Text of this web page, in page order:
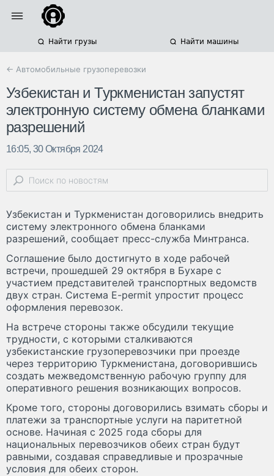
Найти грузы Найти машины
← Автомобильные грузоперевозки
Узбекистан и Туркменистан запустят
электронную систему обмена бланками
разрешений
16:05, 30 Октября 2024
Узбекистан и Туркменистан договорились внедрить
систему электронного обмена бланками
разрешений, сообщает пресс-служба Минтранса.
Соглашение было достигнуто в ходе рабочей
встречи, прошедшей 29 октября в Бухаре с
участием представителей транспортных ведомств
двух стран. Система E-permit упростит процесс
оформления перевозок.
На встрече стороны также обсудили текущие
трудности, с которыми сталкиваются
узбекистанские грузоперевозчики при проезде
через территорию Туркменистана, договорившись
создать межведомственную рабочую группу для
оперативного решения возникающих вопросов.
Кроме того, стороны договорились взимать сборы и
платежи за транспортные услуги на паритетной
основе. Начиная с 2025 года сборы для
национальных перевозчиков обеих стран будут
равными, создавая справедливые и прозрачные
условия для обеих сторон.